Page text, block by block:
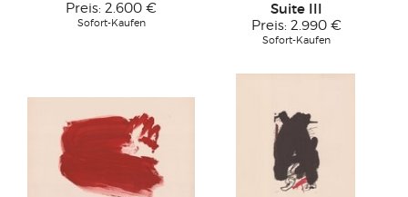
Preis: 2.600 €
Sofort-Kaufen
Suite III
Preis: 2.990 €
Sofort-Kaufen